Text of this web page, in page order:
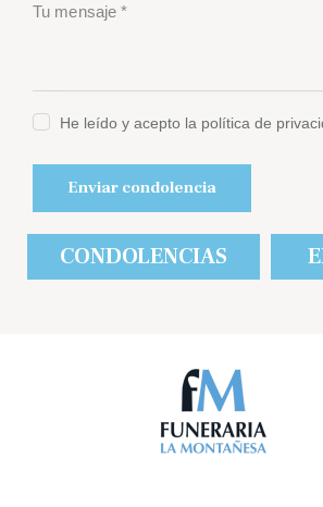
He leído y acepto la política de
CONDOLENCIAS